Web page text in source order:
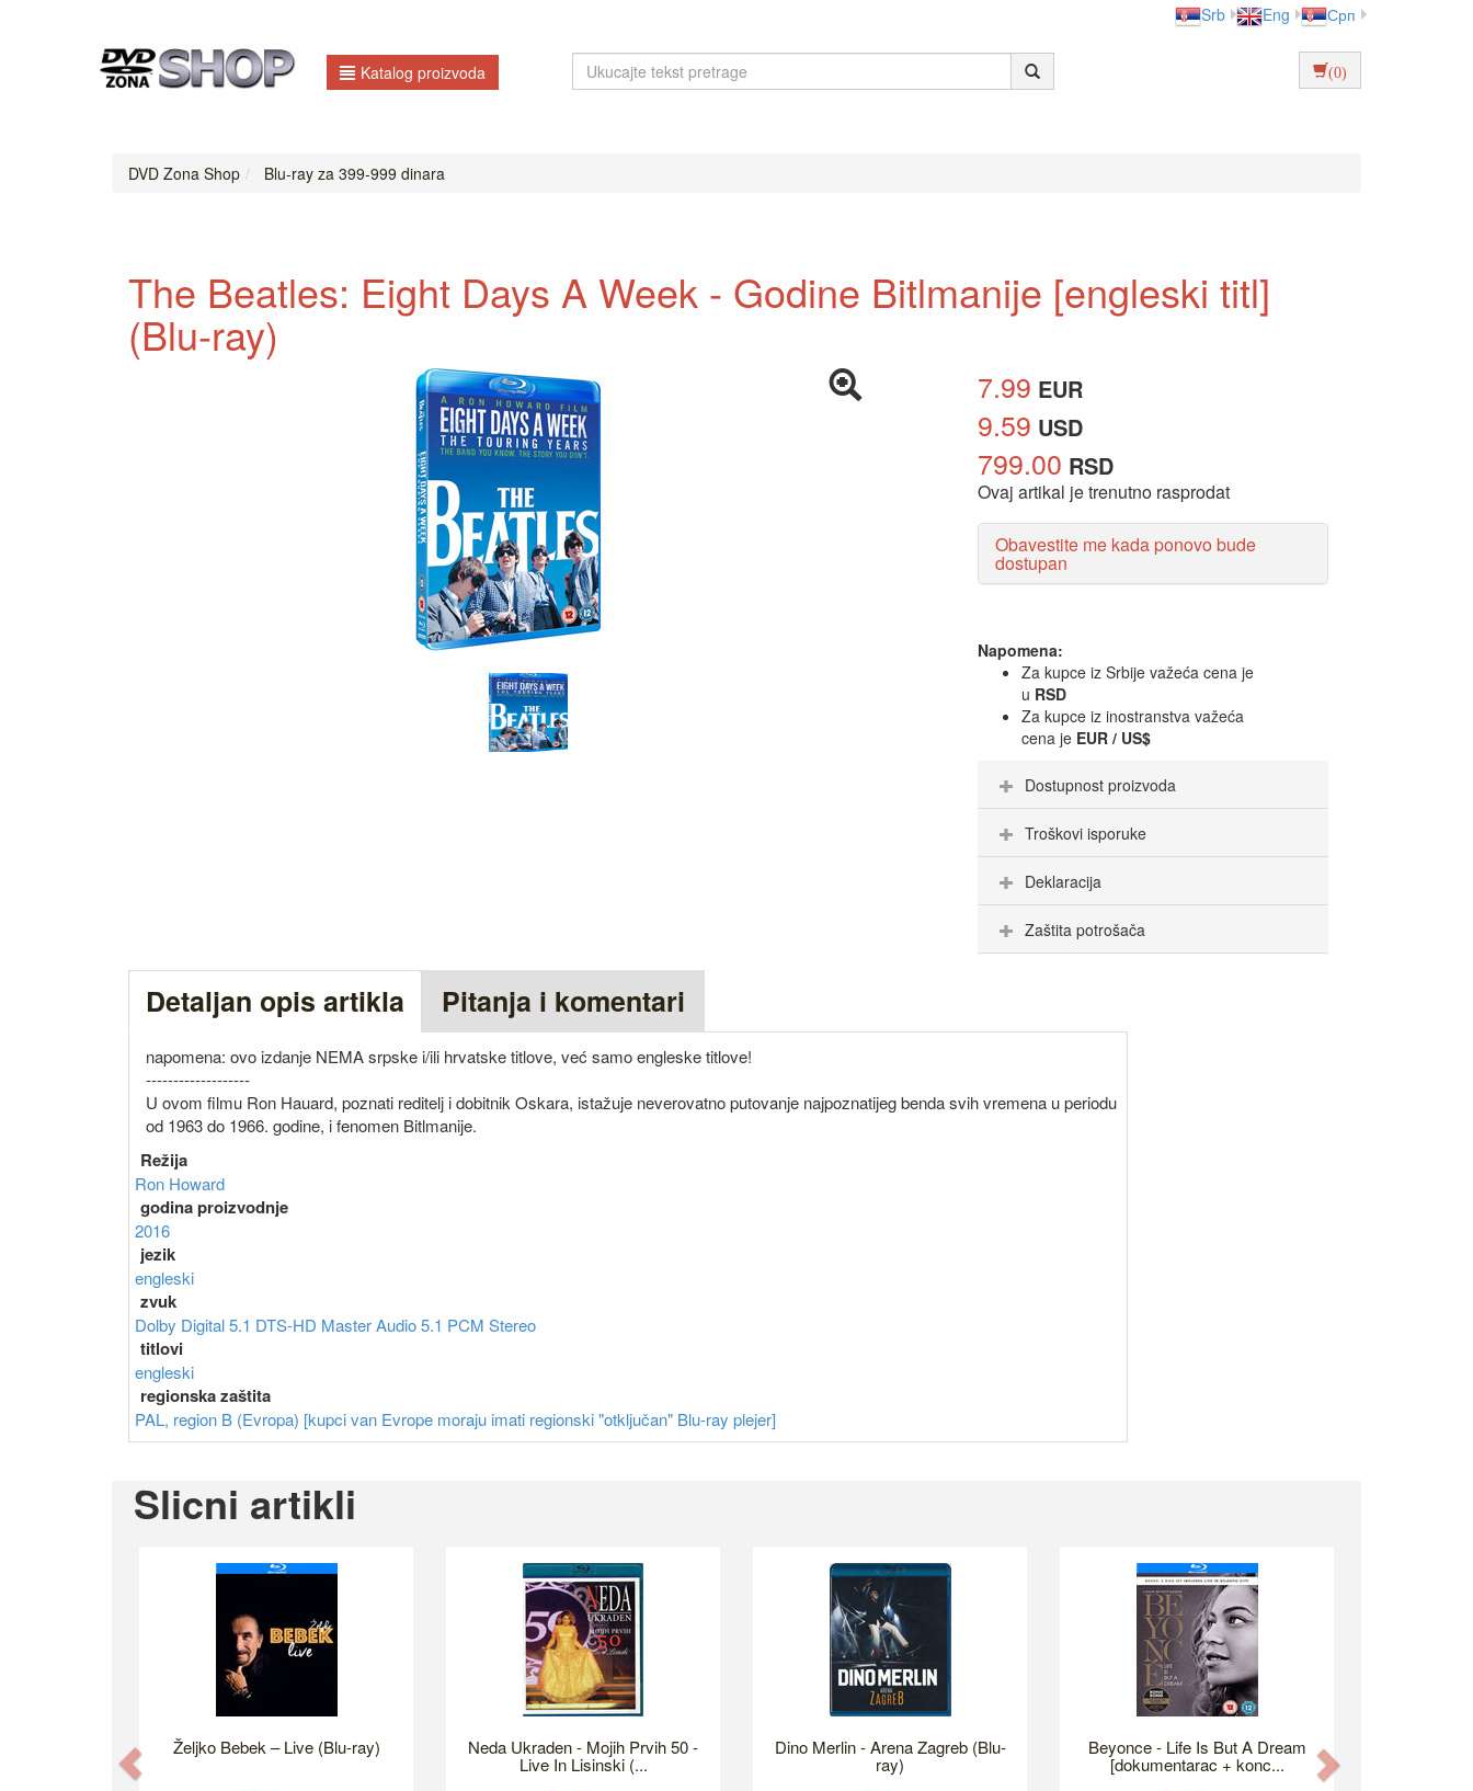
Srb Eng Срп
Katalog proizvoda (0)
DVD Zona Shop Blu-ray za 399-999 dinara
The Beatles: Eight Days A Week - Godine Bitlmanije [engleski titl]
(Blu-ray)
7.99 EUR
9.59 USD
799.00 RSD
Ovaj artikal je trenutno rasprodat
Obavestite me kada ponovo bude
dostupan
Napomena:
Za kupce iz Srbije važeća cena je
u RSD
Za kupce iz inostranstva važeća
cena je EUR / US$
Dostupnost proizvoda
Troškovi isporuke
Deklaracija
Zaštita potrošača
Detaljan opis artikla Pitanja i komentari
napomena: ovo izdanje NEMA srpske i/ili hrvatske titlove, već samo engleske titlove!
-------------------
U ovom filmu Ron Hauard, poznati reditelj i dobitnik Oskara, istažuje neverovatno putovanje najpoznatijeg benda svih vremena u periodu
od 1963 do 1966. godine, i fenomen Bitlmanije.
Režija
Ron Howard
godina proizvodnje
2016
jezik
engleski
zvuk
Dolby Digital 5.1 DTS-HD Master Audio 5.1 PCM Stereo
titlovi
engleski
regionska zaštita
PAL, region B (Evropa) [kupci van Evrope moraju imati regionski "otključan" Blu-ray plejer]
Slicni artikli
Željko Bebek ‎– Live (Blu-ray) Neda Ukraden - Mojih Prvih 50 -
Live In Lisinski (...
Dino Merlin - Arena Zagreb (Blu-
ray)
Beyonce - Life Is But A Dream
[dokumentarac + konc...
Previous